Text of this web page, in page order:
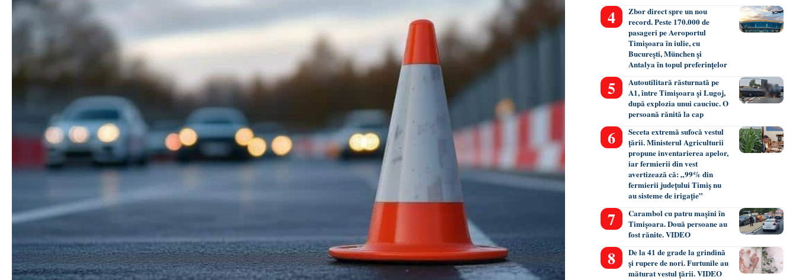
Zbor direct spre un nou
record. Peste 170.000 de
pasageri pe Aeroportul
Timișoara în iulie, cu
București, München și
Antalya în topul preferințelor
Autoutilitară răsturnată pe
A1, între Timișoara și Lugoj,
după explozia unui cauciuc. O
persoană rănită la cap
Seceta extremă sufocă vestul
țării. Ministerul Agriculturii
propune inventarierea apelor,
iar fermierii din vest
avertizează că: „99% din
fermierii județului Timiș nu
au sisteme de irigație”
Carambol cu patru mașini în
Timișoara. Două persoane au
fost rănite. VIDEO
De la 41 de grade la grindină
și rupere de nori. Furtunile au
măturat vestul țării. VIDEO